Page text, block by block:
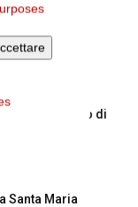
del Vicariato di
Santa Maria